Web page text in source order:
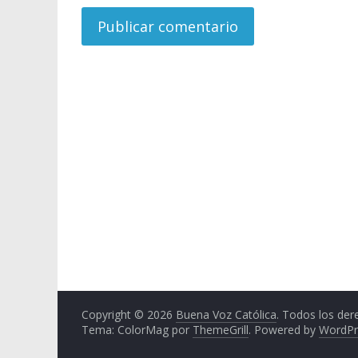
Copyright © 2026 Buena Voz Católica. Todos los
Tema: ColorMag por ThemeGrill. Powered by